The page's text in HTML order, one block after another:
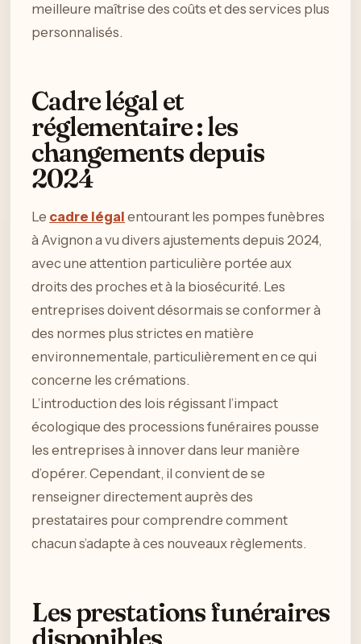
meilleure maîtrise des coûts et des services plus
personnalisés.
Cadre légal et
réglementaire : les
changements depuis
2024
Le cadre légal entourant les pompes funèbres
à Avignon a vu divers ajustements depuis 2024,
avec une attention particulière portée aux
droits des proches et à la biosécurité. Les
entreprises doivent désormais se conformer à
des normes plus strictes en matière
environnementale, particulièrement en ce qui
concerne les crémations.
L’introduction des lois régissant l’impact
écologique des processions funéraires pousse
les entreprises à innover dans leur manière
d’opérer. Cependant, il convient de se
renseigner directement auprès des
prestataires pour comprendre comment
chacun s’adapte à ces nouveaux règlements.
Les prestations funéraires